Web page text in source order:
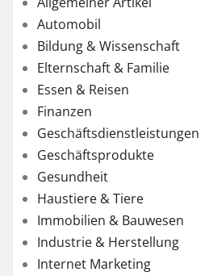
Automobil
Bildung & Wissenschaft
Elternschaft & Familie
Essen & Reisen
Finanzen
Geschäftsdienstleistungen
Geschäftsprodukte
Gesundheit
Haustiere & Tiere
Immobilien & Bauwesen
Industrie & Herstellung
Internet Marketing